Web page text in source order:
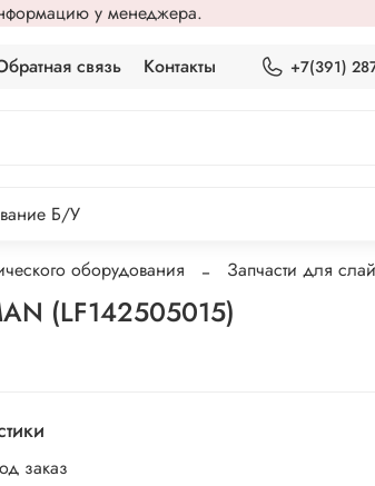
у менеджера.
связь Контакты +7(391)
Б/У
оборудования Запчасти для
(LF142505015)
заказ